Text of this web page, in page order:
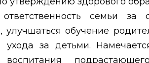
семьи за
улучшаться обучение
ухода за детьми.